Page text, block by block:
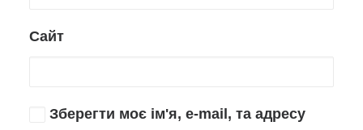
Сайт
Зберегти моє ім'я, e-mail, та адресу